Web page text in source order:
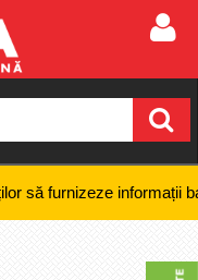
informații bancare